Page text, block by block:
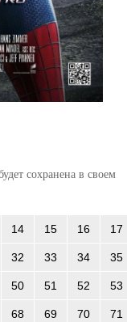
сохранена в своем
14 15 16 17
32 33 34 35
50 51 52 53
68 69 70 71